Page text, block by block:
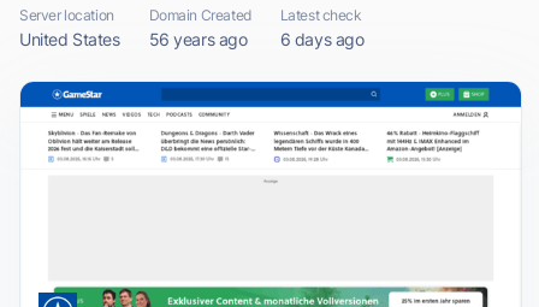
Server location
United States
Domain Created
56 years ago
Latest check
6 days ago